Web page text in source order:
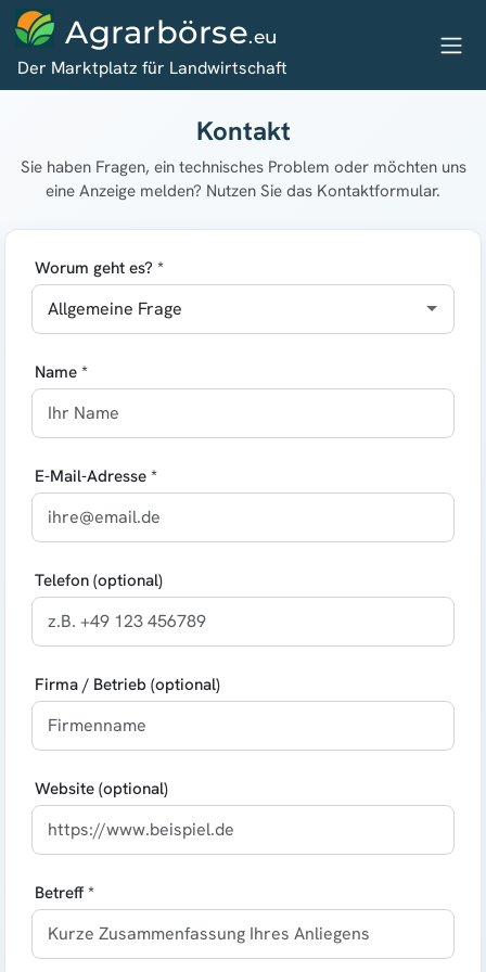
Agrarbörse.eu
Der Marktplatz für Landwirtschaft
Kontakt
Sie haben Fragen, ein technisches Problem oder möchten uns
eine Anzeige melden? Nutzen Sie das Kontaktformular.
Worum geht es? *
Name *
E-Mail-Adresse *
Telefon (optional)
Firma / Betrieb (optional)
Website (optional)
Betreff *